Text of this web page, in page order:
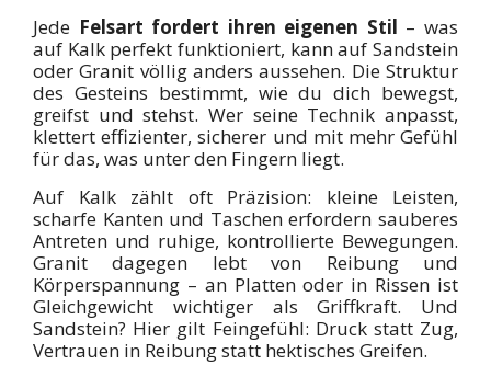
Jede Felsart fordert ihren eigenen Stil – was
auf Kalk perfekt funktioniert, kann auf Sandstein
oder Granit völlig anders aussehen. Die Struktur
des Gesteins bestimmt, wie du dich bewegst,
greifst und stehst. Wer seine Technik anpasst,
klettert effizienter, sicherer und mit mehr Gefühl
für das, was unter den Fingern liegt.
Auf Kalk zählt oft Präzision: kleine Leisten,
scharfe Kanten und Taschen erfordern sauberes
Antreten und ruhige, kontrollierte Bewegungen.
Granit dagegen lebt von Reibung und
Körperspannung – an Platten oder in Rissen ist
Gleichgewicht wichtiger als Griffkraft. Und
Sandstein? Hier gilt Feingefühl: Druck statt Zug,
Vertrauen in Reibung statt hektisches Greifen.